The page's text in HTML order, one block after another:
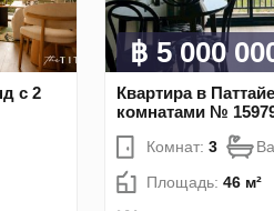
с 2
฿ 5 000
Квартира в
комнатами №
Комнат: 3
Площадь: 46 м²